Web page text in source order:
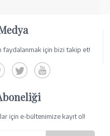
faydalanmak için bizi takip et!
için e-bültenimize kayıt ol!